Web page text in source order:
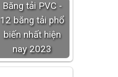
Băng tải PVC -
12 băng tải phổ
biến nhất hiện
nay 2023